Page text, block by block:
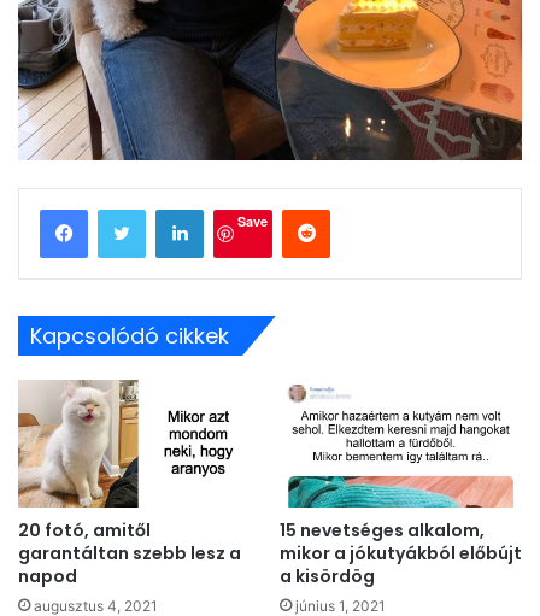
LinkedIn
Save
Reddit
Kapcsolódó cikkek
20 fotó, amitől
garantáltan szebb lesz a
napod
augusztus 4, 2021
15 nevetséges alkalom,
mikor a jókutyákból előbújt
a kisördög
június 1, 2021